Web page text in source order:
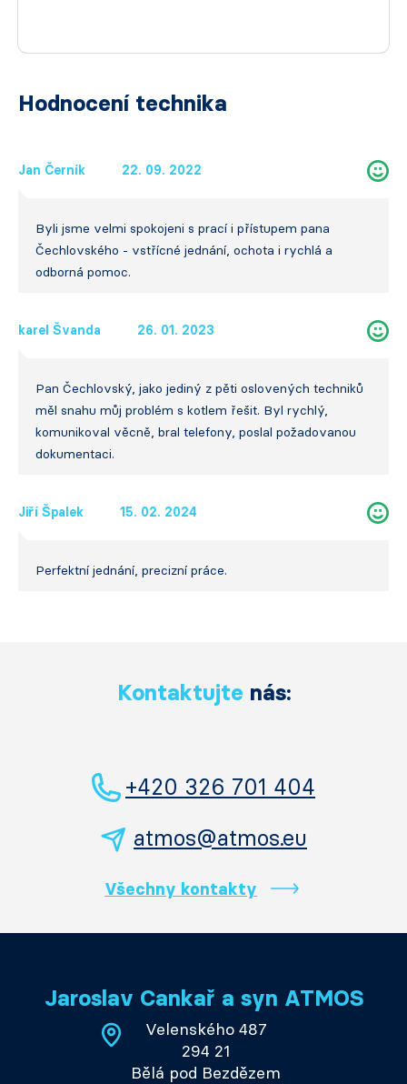
Hodnocení technika
Jan Černík 22. 09. 2022
Byli jsme velmi spokojeni s prací i přístupem pana
Čechlovského - vstřícné jednání, ochota i rychlá a
odborná pomoc.
karel Švanda 26. 01. 2023
Pan Čechlovský, jako jediný z pěti oslovených techniků
měl snahu můj problém s kotlem řešit. Byl rychlý,
komunikoval věcně, bral telefony, poslal požadovanou
dokumentaci.
Jiří Špalek 15. 02. 2024
Perfektní jednání, precizní práce.
Kontaktujte nás:
+420 326 701 404
atmos@atmos.eu
Všechny kontakty
Jaroslav Cankař a syn ATMOS
Velenského 487
294 21
Bělá pod Bezdězem